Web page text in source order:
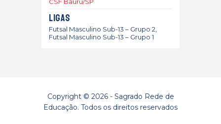
CSF Bauru/SP
Ligas
Futsal Masculino Sub-13 – Grupo 2,
Futsal Masculino Sub-13 – Grupo 1
Copyright © 2026 - Sagrado Rede de
Educação. Todos os direitos reservados